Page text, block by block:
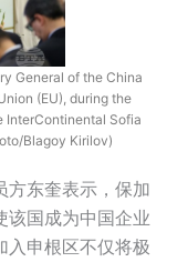
General of the China
(EU), during the
InterContinental Sofia
Blagoy Kirilov)
方东奎表示，保加
该国成为中国企业
入申根区不仅将极